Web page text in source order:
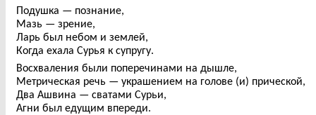
Подушка — познание,
Мазь — зрение,
Ларь был небом и землей,
Когда ехала Сурья к супругу.
Восхваления были поперечинами на дышле,
Метрическая речь — украшением на голове (и) прической,
Два Ашвина — сватами Сурьи,
Агни был едущим впереди.